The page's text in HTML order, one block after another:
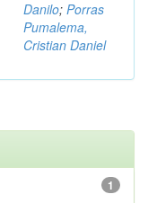
Danilo; Porras
Pumalema,
Cristian Daniel
1